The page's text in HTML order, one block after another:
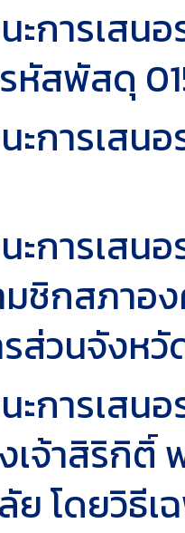
การเสน
สพัสดุ
ะการเสน
ะการเส
ชิกสภาอ
ส่วนจังหวั
ะการเส
เจ้าสิริกิ
โดยวิธีเฉ